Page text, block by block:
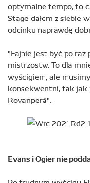
optymalne tempo, to
Stage dałem z siebie
odcinku naprawdę
"Fajnie jest być po raz
mistrzostw. To dla
wyścigiem, ale
konsekwentni, tak jak
Rovanperä".
Evans i Ogier nie